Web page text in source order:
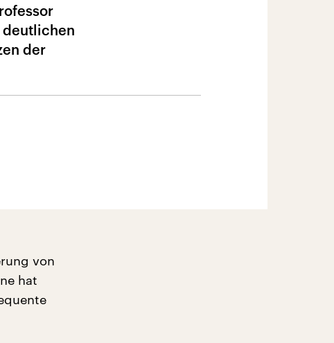
deutlichen
der
von
hat